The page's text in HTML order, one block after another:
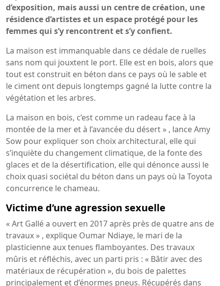
d’exposition, mais aussi un centre de création, une
résidence d’artistes et un espace protégé pour les
femmes qui s’y rencontrent et s’y confient.
La maison est immanquable dans ce dédale de ruelles
sans nom qui jouxtent le port. Elle est en bois, alors que
tout est construit en béton dans ce pays où le sable et
le ciment ont depuis longtemps gagné la lutte contre la
végétation et les arbres.
La maison en bois, c’est comme un radeau face à la
montée de la mer et à l’avancée du désert » ​, lance Amy
Sow pour expliquer son choix architectural, elle qui
s’inquiète du changement climatique, de la fonte des
glaces et de la désertification, elle qui dénonce aussi le
choix quasi sociétal du béton dans un pays où la Toyota
concurrence le chameau.
Victime d’une agression sexuelle
« Art Gallé a ouvert en 2017 après près de quatre ans de
travaux » ​, explique Oumar Ndiaye, le mari de la
plasticienne aux tenues flamboyantes. Des travaux
mûris et réfléchis, avec un parti pris : « Bâtir avec des
matériaux de récupération », ​du bois de palettes
principalement et d’énormes pneus. Récupérés dans